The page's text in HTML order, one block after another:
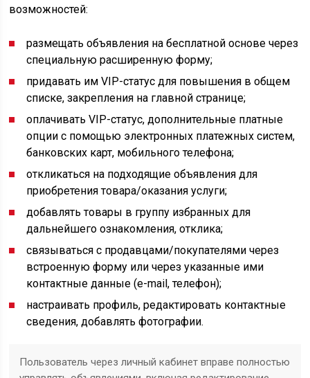
возможностей:
размещать объявления на бесплатной основе через
специальную расширенную форму;
придавать им VIP-статус для повышения в общем
списке, закрепления на главной странице;
оплачивать VIP-статус, дополнительные платные
опции с помощью электронных платежных систем,
банковских карт, мобильного телефона;
откликаться на подходящие объявления для
приобретения товара/оказания услуги;
добавлять товары в группу избранных для
дальнейшего ознакомления, отклика;
связываться с продавцами/покупателями через
встроенную форму или через указанные ими
контактные данные (e-mail, телефон);
настраивать профиль, редактировать контактные
сведения, добавлять фотографии.
Пользователь через личный кабинет вправе полностью